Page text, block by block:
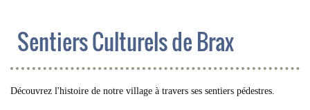
Sentiers Culturels de Brax
Découvrez l'histoire de notre village à travers ses sentiers pédestres.